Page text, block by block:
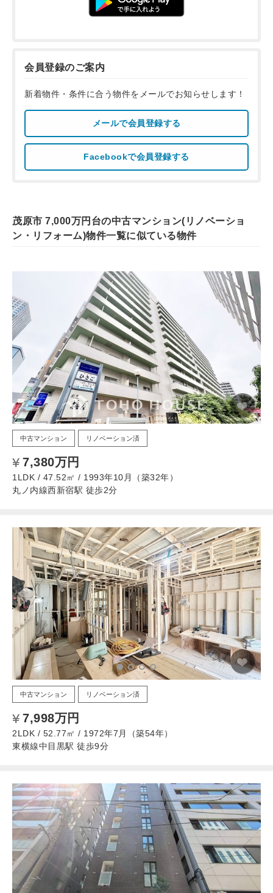
会員登録のご案内
新着物件・条件に合う物件をメールでお知らせします！
メールで会員登録する
Facebookで会員登録する
茂原市 7,000万円台の中古マンション(リノベーショ
ン・リフォーム)物件一覧に似ている物件
中古マンション リノベーション済
7,380万円
1LDK / 47.52㎡ / 1993年10月（築32年）
丸ノ内線西新宿駅 徒歩2分
中古マンション リノベーション済
7,998万円
2LDK / 52.77㎡ / 1972年7月（築54年）
東横線中目黒駅 徒歩9分